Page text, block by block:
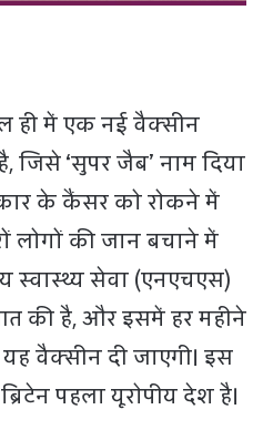
ही में एक नई वैक्सीन
जिसे ‘सुपर जैब’ नाम दिया
के कैंसर को रोकने में
लोगों की जान बचाने में
स्वास्थ्य सेवा (एनएचएस)
की है, और इसमें हर महीने
वैक्सीन दी जाएगी। इस
पहला यूरोपीय देश है।